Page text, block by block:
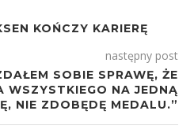
KOŃCZY KARIERĘ
następny post
SOBIE SPRAWĘ, ŻE
WSZYSTKIEGO NA JEDNĄ
NIE ZDOBĘDĘ MEDALU.”